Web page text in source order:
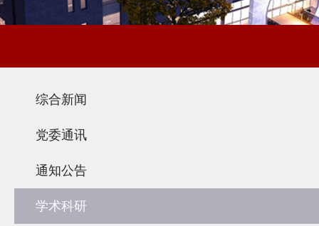
综合新闻
党委通讯
通知公告
学术科研